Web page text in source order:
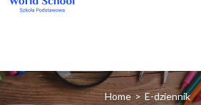
Home > E-dziennik